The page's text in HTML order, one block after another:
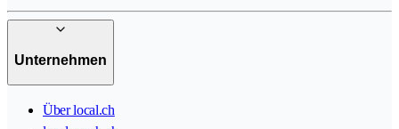
Unternehmen
Über local.ch